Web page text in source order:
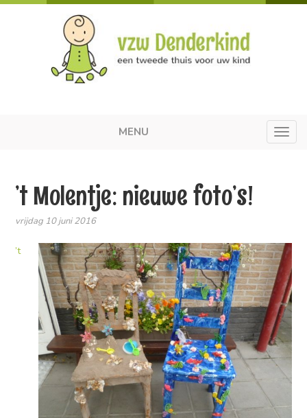
MENU
’t Molentje: nieuwe foto’s!
vrijdag 10 juni 2016
’t